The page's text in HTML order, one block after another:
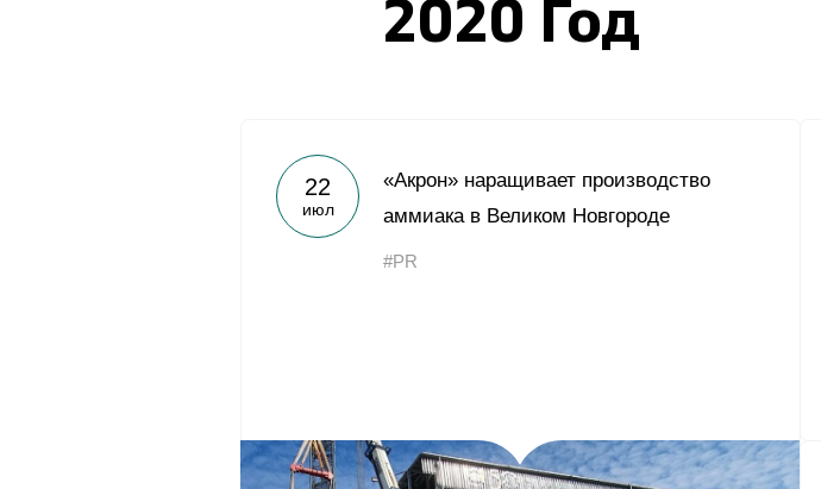
2020 Год
22
июл
«Акрон» наращивает производство
аммиака в Великом Новгороде
#PR